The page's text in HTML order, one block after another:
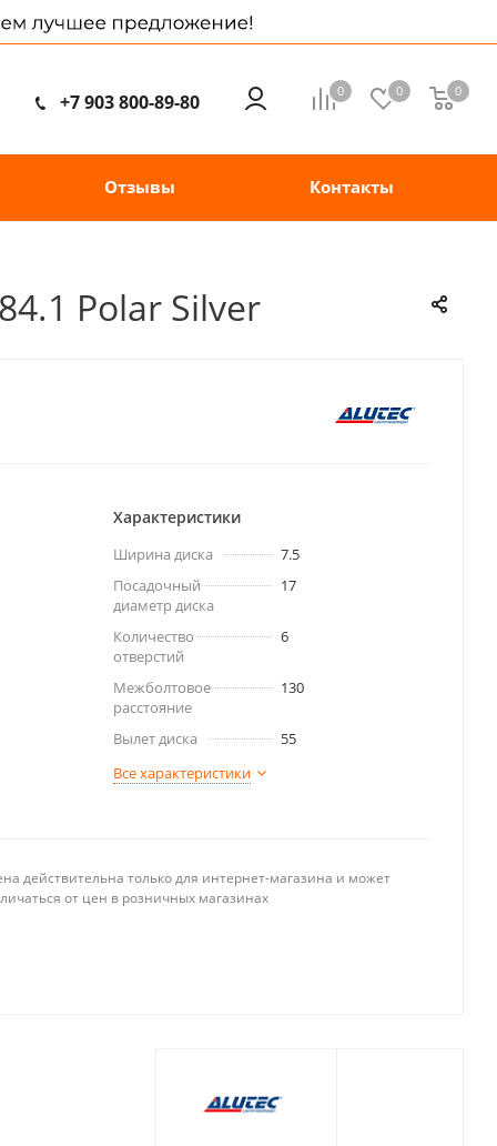
0 0 0
+7 903 800-89-80
Отзывы Контакты
Polar Silver
Характеристики
Ширина диска
7.5
Посадочный
диаметр диска
17
Количество
отверстий
6
Межболтовое
расстояние
130
Вылет диска
55
Все характеристики
действительна только для интернет-магазина и может
от цен в розничных магазинах